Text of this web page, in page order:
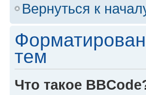
Вернуться к
тем
Что такое